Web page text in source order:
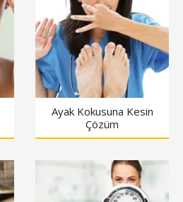
Ayak Kokusuna Kesin
Çözüm